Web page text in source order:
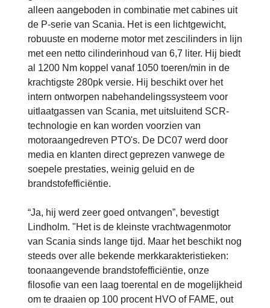
alleen aangeboden in combinatie met cabines uit
de P-serie van Scania. Het is een lichtgewicht,
robuuste en moderne motor met zescilinders in lijn
met een netto cilinderinhoud van 6,7 liter. Hij biedt
al 1200 Nm koppel vanaf 1050 toeren/min in de
krachtigste 280pk versie. Hij beschikt over het
intern ontworpen nabehandelingssysteem voor
uitlaatgassen van Scania, met uitsluitend SCR-
technologie en kan worden voorzien van
motoraangedreven PTO's. De DC07 werd door
media en klanten direct geprezen vanwege de
soepele prestaties, weinig geluid en de
brandstofefficiëntie.
“Ja, hij werd zeer goed ontvangen”, bevestigt
Lindholm. "Het is de kleinste vrachtwagenmotor
van Scania sinds lange tijd. Maar het beschikt nog
steeds over alle bekende merkkarakteristieken:
toonaangevende brandstofefficiëntie, onze
filosofie van een laag toerental en de mogelijkheid
om te draaien op 100 procent HVO of FAME, out